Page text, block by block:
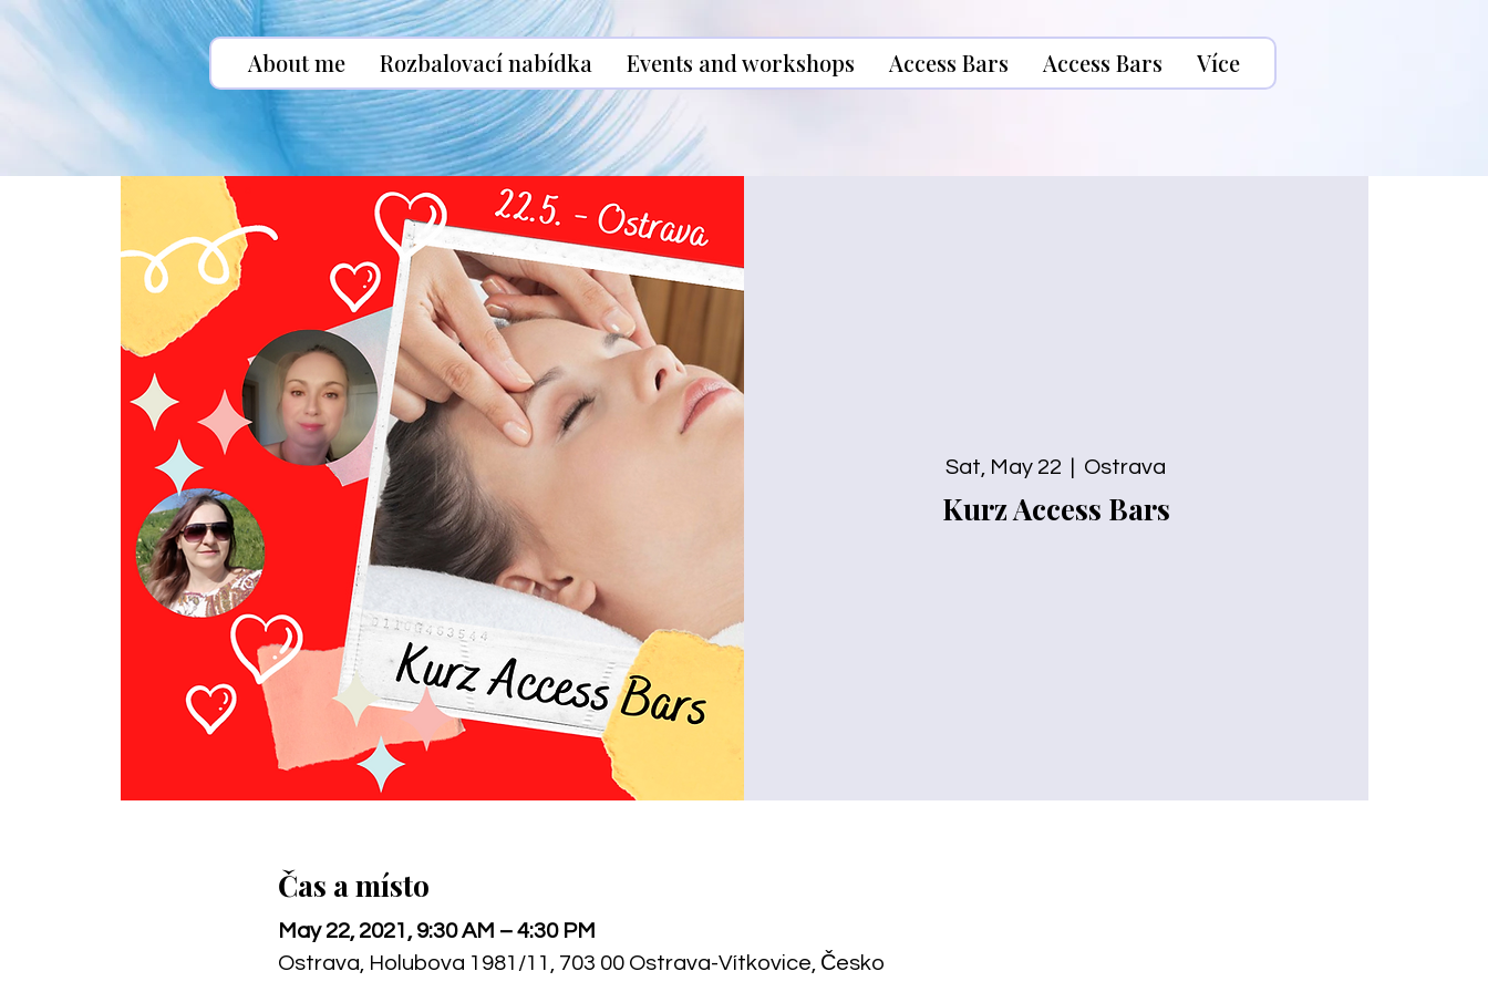
About me Rozbalovací nabídka Events and workshops Access Bars Access Bars Více
Sat, May 22 Ostrava
Kurz Access Bars
Čas a místo
May 22, 2021, 9:30 AM – 4:30 PM
Ostrava, Holubova 1981/11, 703 00 Ostrava-Vítkovice, Česko